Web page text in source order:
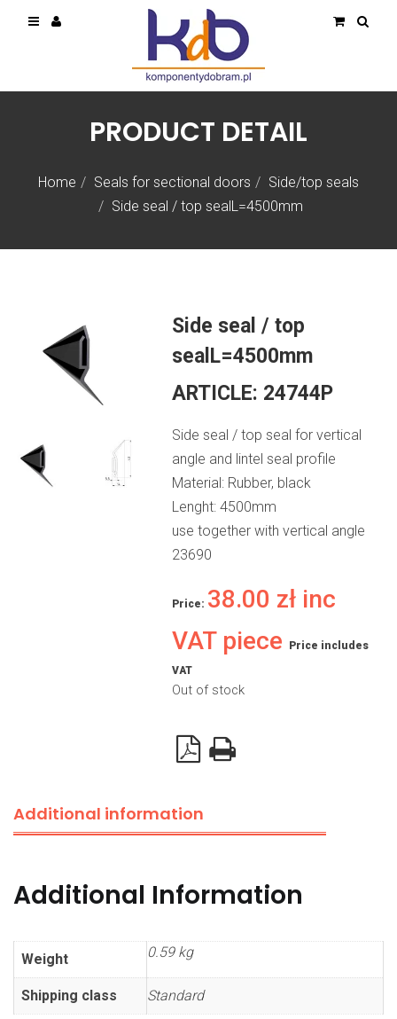
Home Seals for sectional doors
Side/top seals
Side seal / top sealL=4500mm
PRODUCT DETAIL
Side seal / top
sealL=4500mm
ARTICLE: 24744P
Side seal / top seal for vertical
angle and lintel seal profile
Material: Rubber, black
Lenght: 4500mm
use together with vertical angle
23690
Price: 38.00 zł inc
VAT piece
Price includes
VAT
Out of stock
Additional information
Additional Information
Weight 0.59 kg
Shipping class Standard